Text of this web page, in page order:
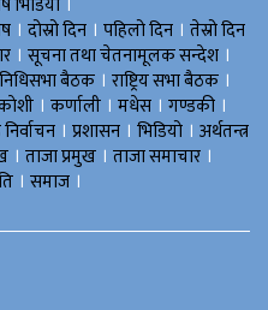
। दोस्रो दिन । पहिलो दिन । तेस्रो दिन
। सूचना तथा चेतनामूलक सन्देश ।
बैठक । राष्ट्रिय सभा बैठक ।
। कर्णाली । मधेस । गण्डकी ।
। प्रशासन । भिडियो । अर्थतन्त्र
। ताजा प्रमुख । ताजा समाचार ।
। समाज ।